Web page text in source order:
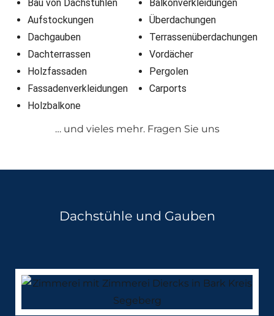
Bau von Dachstühlen
Aufstockungen
Dachgauben
Dachterrassen
Holzfassaden
Fassadenverkleidungen
Holzbalkone
Balkonverkleidungen
Überdachungen
Terrassenüberdachungen
Vordächer
Pergolen
Carports
… und vieles mehr. Fragen Sie uns
Dachstühle und Gauben